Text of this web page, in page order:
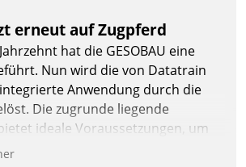
erneut auf Zugpferd
hat die GESOBAU eine
Nun wird die von Datatrain
Anwendung durch die
Die zugrunde liegende
ideale Voraussetzungen, um
der App zu erweitern und weitere